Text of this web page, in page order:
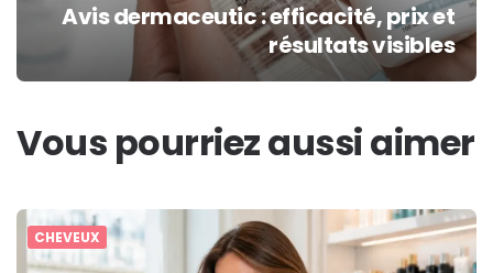
Avis dermaceutic : efficacité, prix et
résultats visibles
Vous pourriez aussi aimer
CHEVEUX